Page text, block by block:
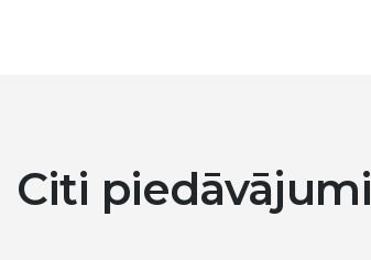
Citi piedāvājumi